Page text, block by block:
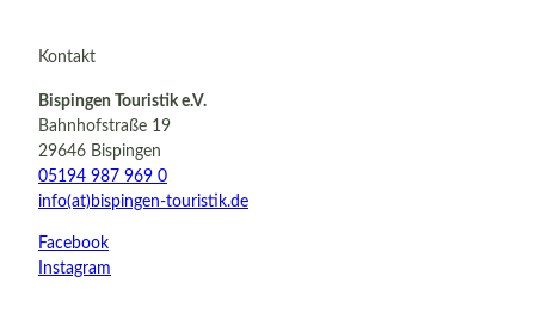
Kontakt
Bispingen Touristik e.V.
Bahnhofstraße 19
29646 Bispingen
05194 987 969 0
info(at)bispingen-touristik.de
Facebook
Instagram